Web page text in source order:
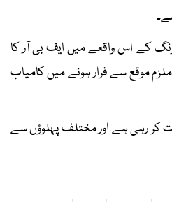
کے اس واقعے میں ایف بی آر کا
موقع سے فرار ہونے میں کامیاب
کر رہی ہے اور مختلف پہلوؤں سے